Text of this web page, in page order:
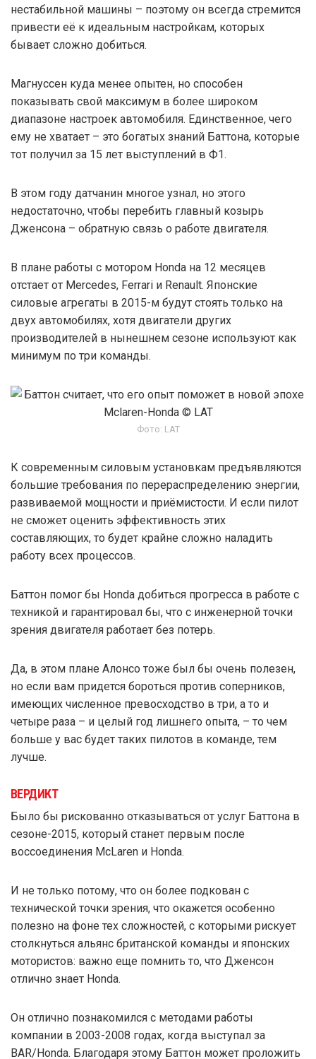
нестабильной машины – поэтому он всегда стремится
привести её к идеальным настройкам, которых
бывает сложно добиться.
Магнуссен куда менее опытен, но способен
показывать свой максимум в более широком
диапазоне настроек автомобиля. Единственное, чего
ему не хватает – это богатых знаний Баттона, которые
тот получил за 15 лет выступлений в Ф1.
В этом году датчанин многое узнал, но этого
недостаточно, чтобы перебить главный козырь
Дженсона – обратную связь о работе двигателя.
В плане работы с мотором Honda на 12 месяцев
отстает от Mercedes, Ferrari и Renault. Японские
силовые агрегаты в 2015-м будут стоять только на
двух автомобилях, хотя двигатели других
производителей в нынешнем сезоне используют как
минимум по три команды.
Фото: LAT
К современным силовым установкам предъявляются
большие требования по перераспределению энергии,
развиваемой мощности и приёмистости. И если пилот
не сможет оценить эффективность этих
составляющих, то будет крайне сложно наладить
работу всех процессов.
Баттон помог бы Honda добиться прогресса в работе с
техникой и гарантировал бы, что с инженерной точки
зрения двигателя работает без потерь.
Да, в этом плане Алонсо тоже был бы очень полезен,
но если вам придется бороться против соперников,
имеющих численное превосходство в три, а то и
четыре раза – и целый год лишнего опыта, – то чем
больше у вас будет таких пилотов в команде, тем
лучше.
ВЕРДИКТ
Было бы рискованно отказываться от услуг Баттона в
сезоне-2015, который станет первым после
воссоединения McLaren и Honda.
И не только потому, что он более подкован с
технической точки зрения, что окажется особенно
полезно на фоне тех сложностей, с которыми рискует
столкнуться альянс британской команды и японских
мотористов: важно еще помнить то, что Дженсон
отлично знает Honda.
Он отлично познакомился с методами работы
компании в 2003-2008 годах, когда выступал за
BAR/Honda. Благодаря этому Баттон может проложить